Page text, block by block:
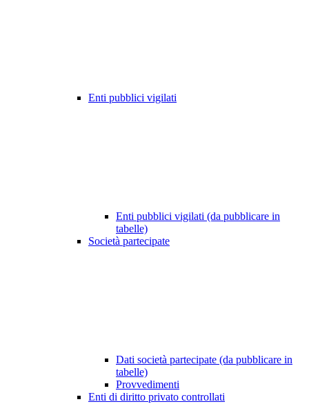
Enti pubblici vigilati
Enti pubblici vigilati (da pubblicare in
tabelle)
Società partecipate
Dati società partecipate (da pubblicare in
tabelle)
Provvedimenti
Enti di diritto privato controllati